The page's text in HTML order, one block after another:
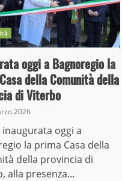
oggi a Bagnoregio la
della Comunità della
di Viterbo
2026
inaugurata oggi a
la prima Casa della
della provincia di
alla presenza...